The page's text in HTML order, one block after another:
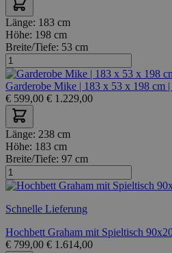
Länge: 183 cm
Höhe: 198 cm
Breite/Tiefe: 53 cm
Garderobe Mike | 183 x 53 x 198 cm
€ 599,00 € 1.229,00
Länge: 238 cm
Höhe: 183 cm
Breite/Tiefe: 97 cm
Schnelle Lieferung
Hochbett Graham mit Spieltisch
€ 799,00 € 1.614,00